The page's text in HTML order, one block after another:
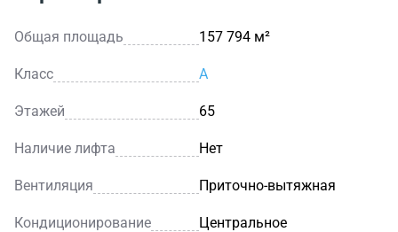
Общая площадь 157 794 м²
Класс A
Этажей 65
Наличие лифта Нет
Вентиляция Приточно-вытяжная
Кондиционирование Центральное